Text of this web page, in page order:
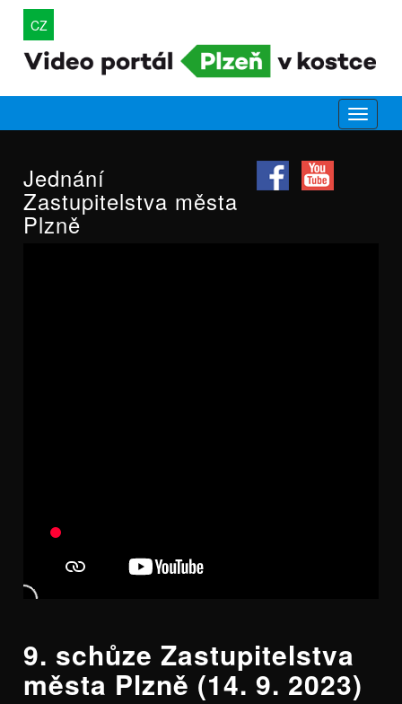
CZ
Jednání
Zastupitelstva města
Plzně
9. schůze Zastupitelstva
města Plzně (14. 9. 2023)